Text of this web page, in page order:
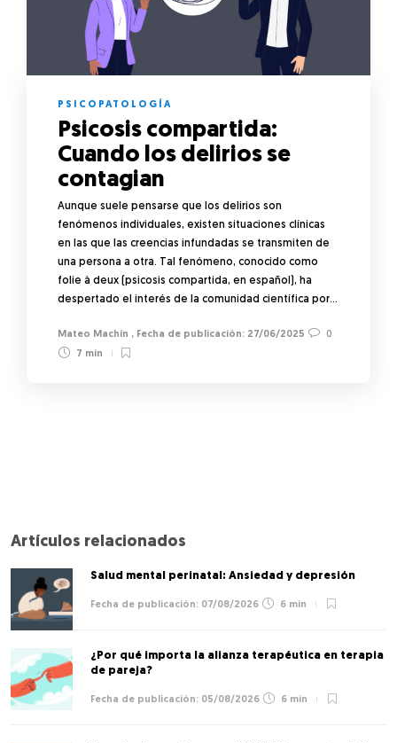
PSICOPATOLOGÍA
Psicosis compartida:
Cuando los delirios se
contagian
Aunque suele pensarse que los delirios son
fenómenos individuales, existen situaciones clínicas
en las que las creencias infundadas se transmiten de
una persona a otra. Tal fenómeno, conocido como
folie à deux (psicosis compartida, en español), ha
despertado el interés de la comunidad científica por…
Mateo Machín , 27/06/2025
0
7 min
Artículos relacionados
Salud mental perinatal: Ansiedad y depresión
07/08/2026 6 min
¿Por qué importa la alianza terapéutica en terapia
de pareja?
05/08/2026 6 min